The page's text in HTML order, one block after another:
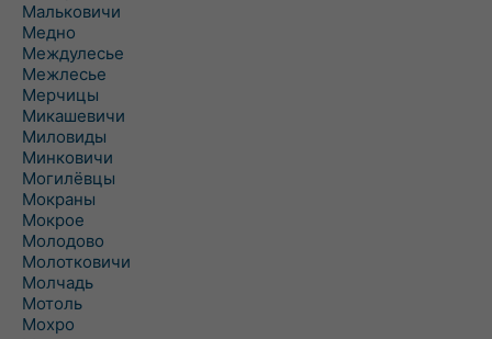
Мальковичи
Медно
Междулесье
Межлесье
Мерчицы
Микашевичи
Миловиды
Минковичи
Могилёвцы
Мокраны
Мокрое
Молодово
Молотковичи
Молчадь
Мотоль
Мохро